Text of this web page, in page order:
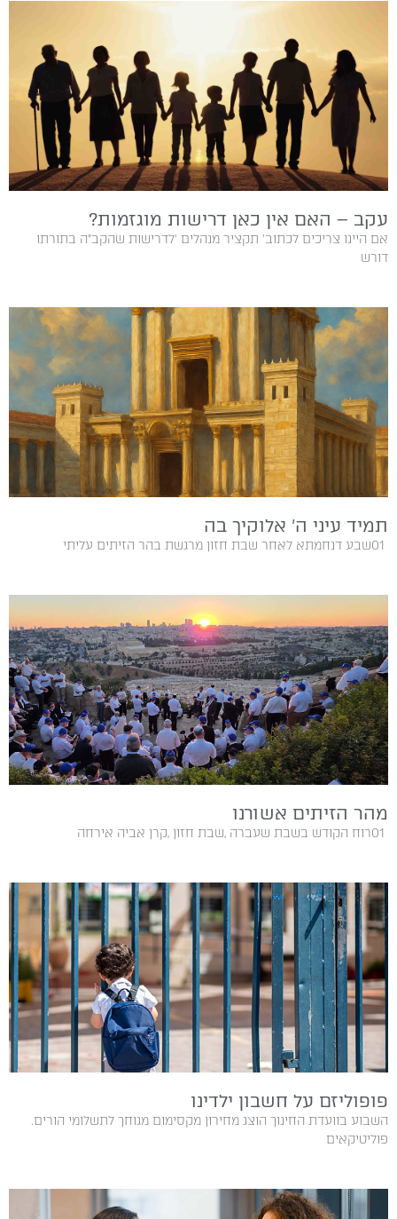
עקב – האם אין כאן דרישות מוגזמות?
‬דורש‭
תמיד עיני ה’ אלוקיך בה
01‭ ‬שבע דנחמתא לאחר‭ ‬שבת‭ ‬חזון‭ ‬מרגשת‭ ‬בהר‭ ‬הזיתים‭ ‬עליתי‭
מהר הזיתים אשורנו
01‭ ‬רוח הקודש בשבת‭ ‬שעברה‭, ‬שבת‭ ‬חזון‭, ‬קרן‭ ‬אביה‭ ‬אירחה‭
פופוליזם על חשבון ילדינו
השבוע בוועדת החינוך הוצג מחירון מקסימום מגוחך לתשלומי הורים.
פוליטיקאים